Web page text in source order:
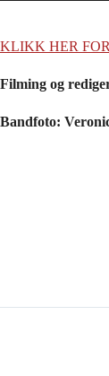
KLIKK HER
Filming og
Bandfoto: